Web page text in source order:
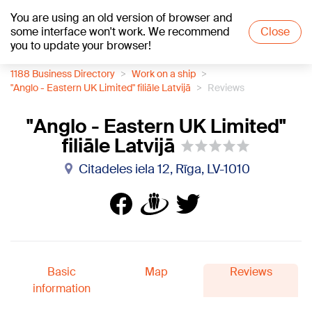
You are using an old version of browser and
some interface won't work. We recommend
you to update your browser!
Close
+19°C
1188 Business Directory
Work on a ship
"Anglo - Eastern UK Limited" filiāle Latvijā
Reviews
"Anglo - Eastern UK Limited"
filiāle Latvijā
Citadeles iela 12, Rīga, LV-1010
Basic
information
Map Reviews